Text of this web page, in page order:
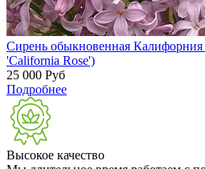
Сирень обыкновенная Калифорния
'California Rose')
25 000 Руб
Подробнее
Высокое качество